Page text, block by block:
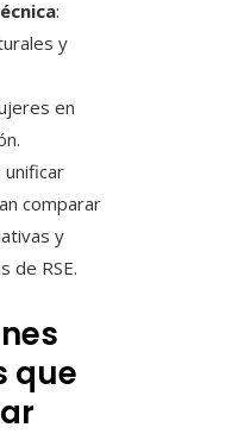
:
y
en
unificar
comparar
y
de RSE.
que